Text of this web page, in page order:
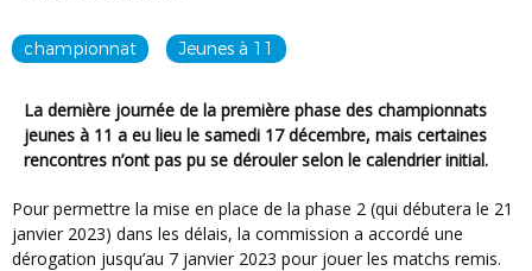
championnat Jeunes à 11
La dernière journée de la première phase des championnats
jeunes à 11 a eu lieu le samedi 17 décembre, mais certaines
rencontres n’ont pas pu se dérouler selon le calendrier initial.
Pour permettre la mise en place de la phase 2 (qui débutera le 21
janvier 2023) dans les délais, la commission a accordé une
dérogation jusqu’au 7 janvier 2023 pour jouer les matchs remis.